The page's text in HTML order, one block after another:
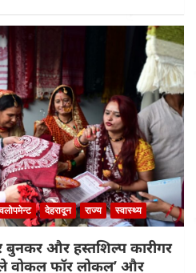
देहरादून राज्य स्वास्थ्य
बुनकर और हस्तशिल्प कारीगर
वोकल फॉर लोकल’ और